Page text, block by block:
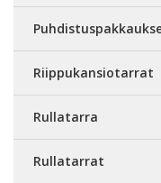
Riippukansiotarrat
Rullatarra
Rullatarrat